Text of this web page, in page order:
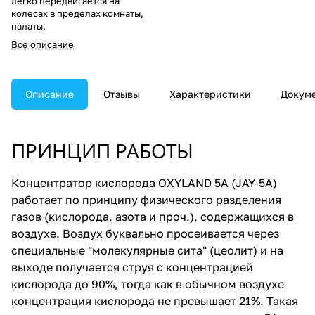
колесах в пределах комнаты,
палаты.
Все описание
Описание Отзывы Характеристики
ПРИНЦИП РАБОТЫ
Концентратор кислорода OXYLAND 5A (JAY-5A)
работает по принципу физического разделения
газов (кислорода, азота и проч.), содержащихся в
воздухе. Воздух буквально просеивается через
специальные "молекулярные сита" (цеолит) и на
выходе получается струя с концентрацией
кислорода до 90%, тогда как в обычном воздухе
концентрация кислорода не превышает 21%. Такая